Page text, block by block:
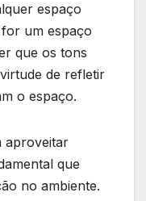
espaço
um espaço
que os tons
de refletir
o espaço.
aproveitar
que
no ambiente.